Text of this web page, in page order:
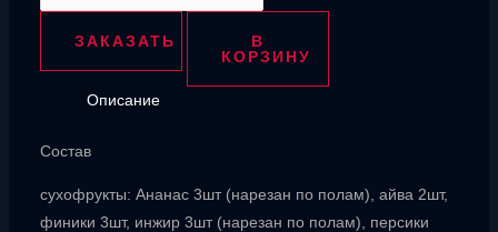
ЗАКАЗАТЬ
В
КОРЗИНУ
Описание
Состав
сухофрукты: Ананас 3шт (нарезан по полам), айва 2шт,
финики 3шт, инжир 3шт (нарезан по полам), персики